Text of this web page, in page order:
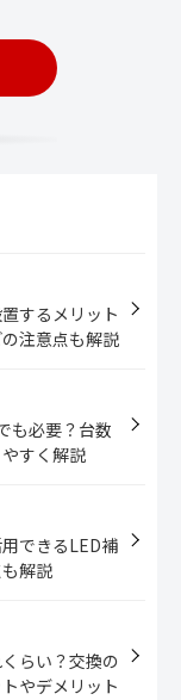
するメリット
注意点も解説
も必要？台数
すく解説
できるLED補
解説
らい？交換の
やデメリット